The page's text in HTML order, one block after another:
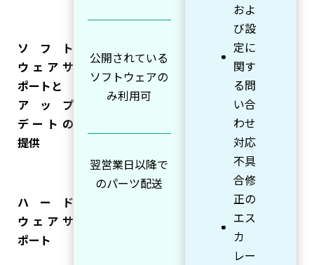
ソフト
ウェアサ
ポートと
アップ
デートの
提供
ハード
ウェアサ
ポート
公開されている
ソフトウェアの
み利用可
翌営業日以降で
のパーツ配送
およ
び設
定に
関す
る問
い合
わせ
対応
不具
合修
正の
エス
カ
レー